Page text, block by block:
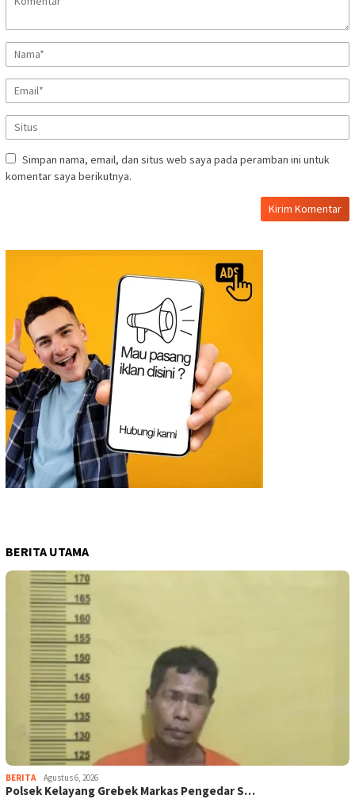
Simpan nama, email, dan situs web saya pada peramban ini untuk
komentar saya berikutnya.
BERITA UTAMA
BERITA Agustus 6, 2026
Polsek Kelayang Grebek Markas Pengedar S…